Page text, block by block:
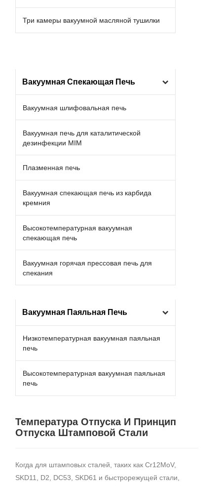
Три камеры вакуумной масляной тушилки
Вакуумная Спекающая Печь
Вакуумная шлифовальная печь
Вакуумная печь для каталитической
дезинфекции MIM
Плазменная печь
Вакуумная спекающая печь из карбида
кремния
Высокотемпературная вакуумная
спекающая печь
Вакуумная горячая прессовая печь для
спекания
Вакуумная Паяльная Печь
Низкотемпературная вакуумная паяльная
печь
Высокотемпературная вакуумная паяльная
печь
Температура Отпуска И Принцип
Отпуска Штамповой Стали
Когда для штамповых сталей, таких как Cr12MoV,
SKD11, D2, DC53, SKD61 и быстрорежущей стали,